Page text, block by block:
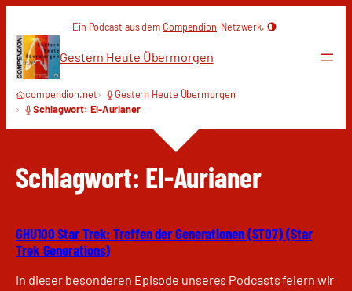
Inhalt
springen
Ein Podcast aus dem Compendion-Netzwerk.
Gestern Heute Übermorgen
compendion.net
Gestern Heute Übermorgen
Schlagwort: El-Aurianer
Schlagwort: El-Aurianer
GHU100 Star Trek: Treffen der Generationen (ST07) (Star
Trek Generations)
In dieser besonderen Episode unseres Podcasts feiern wir